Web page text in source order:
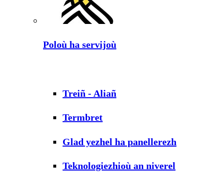
Poloù ha servijoù
Treiñ - Aliañ
Termbret
Glad yezhel ha panellerezh
Teknologiezhioù an niverel